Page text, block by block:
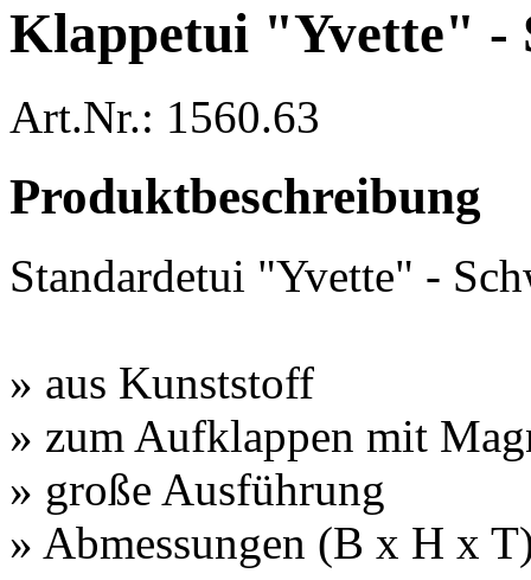
Klappetui "Yvette" -
Art.Nr.: 1560.63
Produktbeschreibung
Standardetui "Yvette" -
» aus Kunststoff
» zum Aufklappen mit
» große Ausführung
» Abmessungen (B x H x